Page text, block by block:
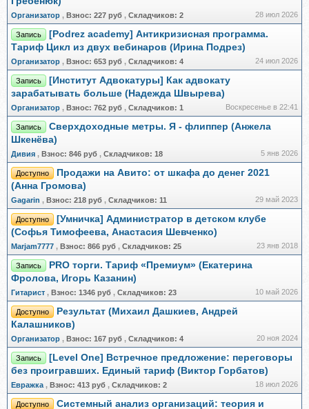
Организатор , Взнос: 227 руб , Складчиков: 2 28 июл 2026
Запись
[Podrez academy] Антикризисная программа.
Тариф Цикл из двух вебинаров (Ирина Подрез)
Организатор , Взнос: 653 руб , Складчиков: 4 24 июл 2026
Запись
[Институт Адвокатуры] Как адвокату
зарабатывать больше (Надежда Швырева)
Организатор , Взнос: 762 руб , Складчиков: 1 Воскресенье в 22:41
Запись
Сверхдоходные метры. Я - флиппер (Анжела
Шкенёва)
Дивия , Взнос: 846 руб , Складчиков: 18 5 янв 2026
Доступно
Продажи на Авито: от шкафа до денег 2021
(Анна Громова)
Gagarin , Взнос: 218 руб , Складчиков: 11 29 май 2023
Доступно
[Умничка] Администратор в детском клубе
(Софья Тимофеева, Анастасия Шевченко)
Marjam7777 , Взнос: 866 руб , Складчиков: 25 23 янв 2018
Запись
PRO торги. Тариф «Премиум» (Екатерина
Фролова, Игорь Казанин)
Гитарист , Взнос: 1346 руб , Складчиков: 23 10 май 2026
Доступно
Результат (Михаил Дашкиев, Андрей
Калашников)
Организатор , Взнос: 167 руб , Складчиков: 4 20 ноя 2024
Запись
[Level One] Встречное предложение: переговоры
без проигравших. Единый тариф (Виктор Горбатов)
Евражкa , Взнос: 413 руб , Складчиков: 2 18 июл 2026
Доступно Системный анализ организаций: теория и